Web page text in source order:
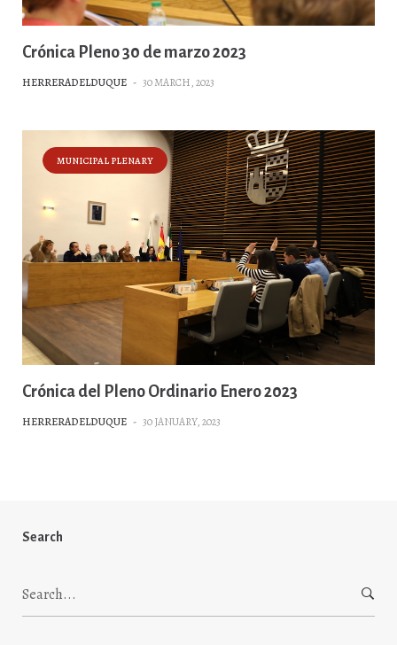
Crónica Pleno 30 de marzo 2023
HERRERADELDUQUE - 30 MARCH, 2023
MUNICIPAL PLENARY
Crónica del Pleno Ordinario Enero 2023
HERRERADELDUQUE - 30 JANUARY, 2023
Search
Search
for: